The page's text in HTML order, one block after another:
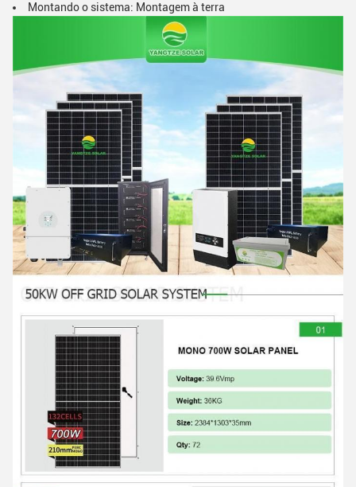
Montando o sistema: Montagem à terra